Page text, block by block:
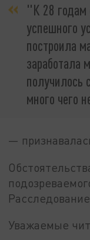
"К 28 годам
успешного
построила
заработала
получилось
много чего
—
Уважаемые